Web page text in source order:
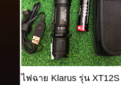
ไฟฉาย Klarus รุ่น XT12S